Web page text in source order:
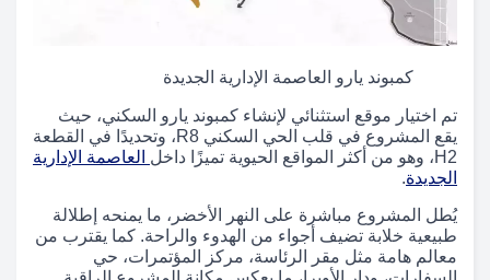
كمبوند يارو العاصمة الإدارية الجديدة
تم اختيار موقع استثنائي لإنشاء كمبوند يارو السكني، حيث
يقع المشروع في قلب الحي السكني R8، وتحديدًا في القطعة
H2، وهو من أكثر المواقع الحيوية تميزًا داخل
العاصمة الإدارية
الجديدة.
يُطل المشروع مباشرة على النهر الأخضر، ما يمنحه إطلالة
طبيعية خلابة تضيف أجواء من الهدوء والراحة. كما يقترب من
معالم هامة مثل مقر الرئاسة، مركز المؤتمرات، حي